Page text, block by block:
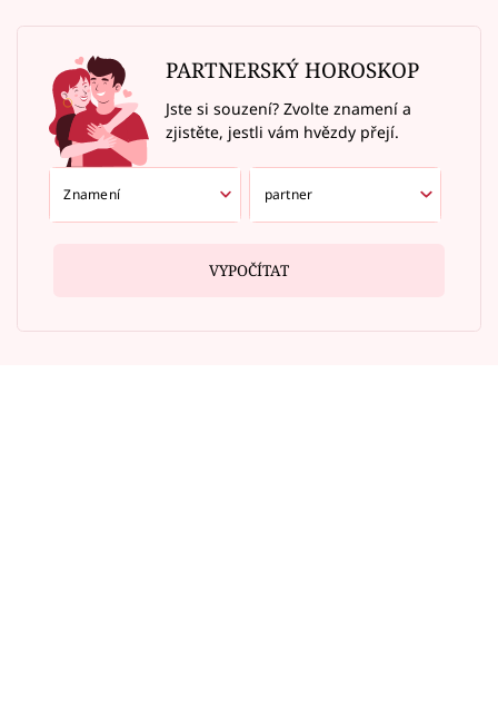
PARTNERSKÝ HOROSKOP
Jste si souzení? Zvolte znamení a
zjistěte, jestli vám hvězdy přejí.
VYPOČÍTAT